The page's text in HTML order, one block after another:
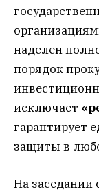
наделен
порядок
исключает
гарантирует
защиты в
На заседании